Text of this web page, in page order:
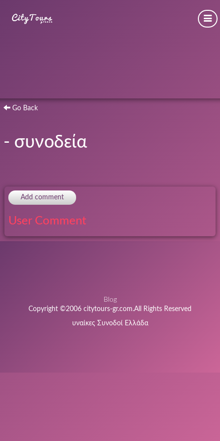
Go Back
- συνοδεία
Add comment
User Comment
Blog
Copyright ©2006 citytours-gr.com.All Rights Reserved
υναίκες Συνοδοί Ελλάδα